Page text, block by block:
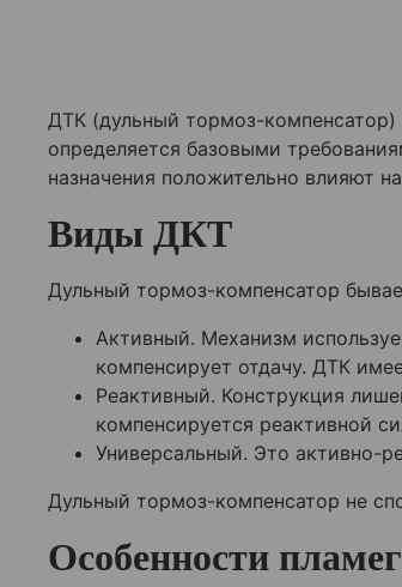
ДТК (дульный тормоз-компенсатор)
определяется базовыми
назначения положительно влияют
Виды ДКТ
Дульный тормоз-компенсатор
Активный. Механизм
компенсирует отдачу. ДТК
Реактивный. Конструкция
компенсируется реактивной
Универсальный. Это активно-
Дульный тормоз-компенсатор не
Особенности